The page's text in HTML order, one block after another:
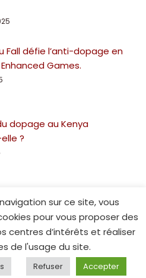
Fall défie l’anti-dopage en
Games.
dopage au Kenya
?
- 2014
MENTIONS LÉGALES
sur ce site, vous
pour vous proposer des
centres d’intérêts et réaliser
de l'usage du site.
Refuser Accepter